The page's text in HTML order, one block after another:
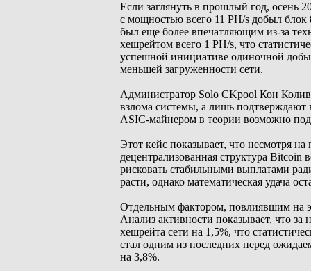
Если заглянуть в прошлый год, осень
с мощностью всего 11 PH/s добыл блок
был еще более впечатляющим из-за
хешрейтом всего 1 PH/s, что
успешной инициативе одиночной
меньшей загруженности сети.
Администратор Solo CKpool Кон
взлома системы, а лишь
ASIC-майнером в теории возможно
Этот кейс показывает, что несмотря
децентрализованная структура
рисковать стабильными выплатами
расти, однако математическая удача
Отдельным фактором, повлиявшим на
Анализ активности показывает, что
хешрейта сети на 1,5%, что
стал одним из последних перед
на 3,8%.